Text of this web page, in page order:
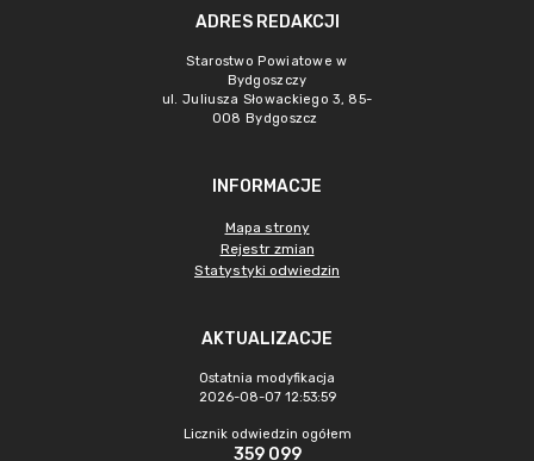
ADRES REDAKCJI
Starostwo Powiatowe w
Bydgoszczy
ul. Juliusza Słowackiego 3, 85-
008 Bydgoszcz
INFORMACJE
Mapa strony
Rejestr zmian
Statystyki odwiedzin
AKTUALIZACJE
Ostatnia modyfikacja
2026-08-07 12:53:59
Licznik odwiedzin ogółem
359 099